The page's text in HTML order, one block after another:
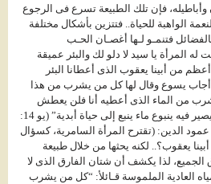
فإن تلك الطبيعة تسرع فى الرجوع
الواهبة للحياة.. فتتزين بأشكال مختلفة
فتنمـو لـها أغصـان الحـب
له المرأة يا سيد لا دلو لك والبئر عميقة
من أبينا يعقوب الذى أعطانا البئر
يسوع وقال لها كل من يشرب من هذا
من الماء الذى أعطيه أنا فلن يعطش
إلى الأبد بل الماء الذى أعطيه يصير فيه ينبوع ماء ينبع إلى حياة أبدية” (يو 14:
عمود الدين: (تقترح المرأة السامرية، كسؤال
يعقوب؟.. لكنه يحثها من خلال طبيعة
الجميع، لذا يكشف أن شتان الفارق الذى لا
العادية الملموسة قـائلأ: “كل من يشرب